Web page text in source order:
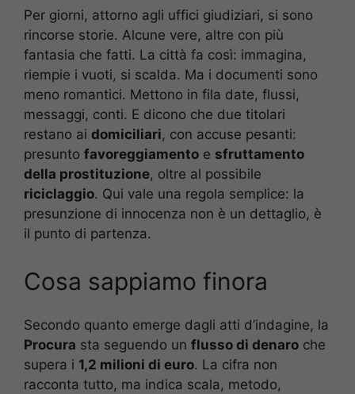
Per giorni, attorno agli uffici giudiziari, si sono
rincorse storie. Alcune vere, altre con più
fantasia che fatti. La città fa così: immagina,
riempie i vuoti, si scalda. Ma i documenti sono
meno romantici. Mettono in fila date, flussi,
messaggi, conti. E dicono che due titolari
restano ai domiciliari, con accuse pesanti:
presunto favoreggiamento e sfruttamento
della prostituzione, oltre al possibile
riciclaggio. Qui vale una regola semplice: la
presunzione di innocenza non è un dettaglio, è
il punto di partenza.
Cosa sappiamo finora
Secondo quanto emerge dagli atti d’indagine, la
Procura sta seguendo un flusso di denaro che
supera i 1,2 milioni di euro. La cifra non
racconta tutto, ma indica scala, metodo,